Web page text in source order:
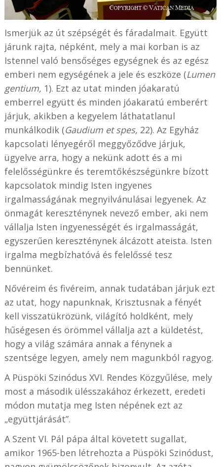
Ismerjük az út szépségét és fáradalmait. Együtt
járunk rajta, népként, mely a mai korban is az
Istennel való bensőséges egységnek és az egész
emberi nem egységének a jele és eszköze (Lumen
gentium, 1). Ezt az utat minden jóakaratú
emberrel együtt és minden jóakaratú emberért
járjuk, akikben a kegyelem láthatatlanul
munkálkodik (Gaudium et spes, 22). Az Egyház
kapcsolati lényegéről meggyőződve járjuk,
ügyelve arra, hogy a nekünk adott és a mi
felelősségünkre és teremtőkészségünkre bízott
kapcsolatok mindig Isten ingyenes
irgalmasságának megnyilvánulásai legyenek. Az
önmagát kereszténynek nevező ember, aki nem
vállalja Isten ingyenességét és irgalmasságát,
egyszerűen kereszténynek álcázott ateista. Isten
irgalma megbízhatóvá és felelőssé tesz
bennünket.
Nővéreim és fivéreim, annak tudatában járjuk ezt
az utat, hogy napunknak, Krisztusnak a fényét
kell visszatükrözünk, világító holdként, mely
hűségesen és örömmel vállalja azt a küldetést,
hogy a világ számára annak a fénynek a
szentsége legyen, amely nem magunkból ragyog.
A Püspöki Szinódus XVI. Rendes Közgyűlése, mely
most a második ülésszakához érkezett, eredeti
módon mutatja meg Isten népének ezt az
„együttjárását”.
A Szent VI. Pál pápa által követett sugallat,
amikor 1965-ben létrehozta a Püspöki Szinódust,